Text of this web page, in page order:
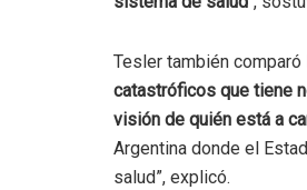
Tesler también
catastróficos que tiene
visión de quién está a
Argentina donde el
salud”, explicó.